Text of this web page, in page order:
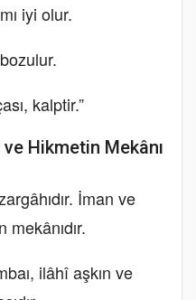
iyi olur.
kalptir.”
ve Hikmetin Mekânı
İman ve
ilâhî aşkın ve